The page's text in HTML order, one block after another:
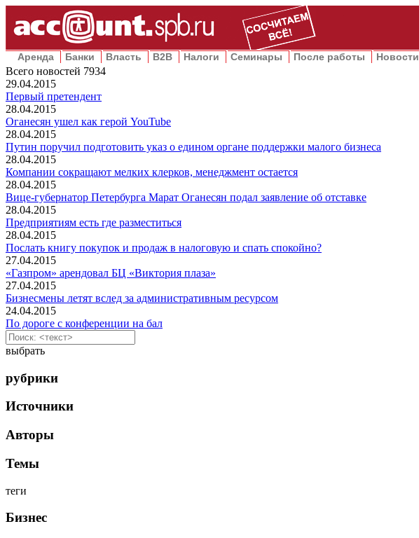
Аренда Банки Власть B2B Налоги Семинары После работы Новости
Всего новостей 7934
29.04.2015
Первый претендент
28.04.2015
Оганесян ушел как герой YouTube
28.04.2015
Путин поручил подготовить указ о едином органе поддержки малого бизнеса
28.04.2015
Компании сокращают мелких клерков, менеджмент остается
28.04.2015
Вице-губернатор Петербурга Марат Оганесян подал заявление об отставке
28.04.2015
Предприятиям есть где разместиться
28.04.2015
Послать книгу покупок и продаж в налоговую и спать спокойно?
27.04.2015
«Газпром» арендовал БЦ «Виктория плаза»
27.04.2015
Бизнесмены летят вслед за административным ресурсом
24.04.2015
По дороге с конференции на бал
выбрать
рубрики
Источники
Авторы
Темы
теги
Бизнес